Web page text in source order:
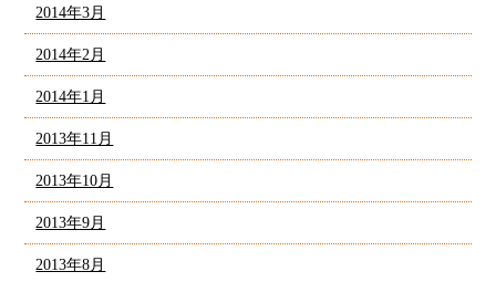
2014年3月
2014年2月
2014年1月
2013年11月
2013年10月
2013年9月
2013年8月